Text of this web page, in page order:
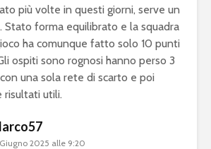
più volte in questi giorni, serve un
Stato forma equilibrato e la squadra
ha comunque fatto solo 10 punti
ospiti sono rognosi hanno perso 3
una sola rete di scarto e poi
utili.
Giugno 2025 alle 9:20